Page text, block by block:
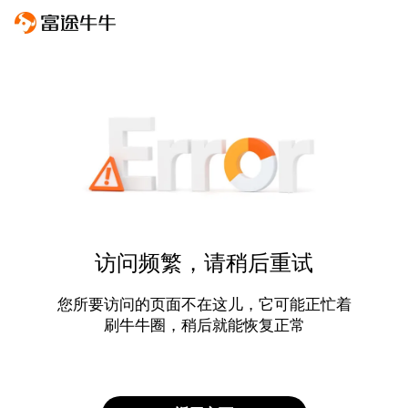
访问频繁，请稍后重试
您所要访问的页面不在这儿，它可能正忙着
刷牛牛圈，稍后就能恢复正常